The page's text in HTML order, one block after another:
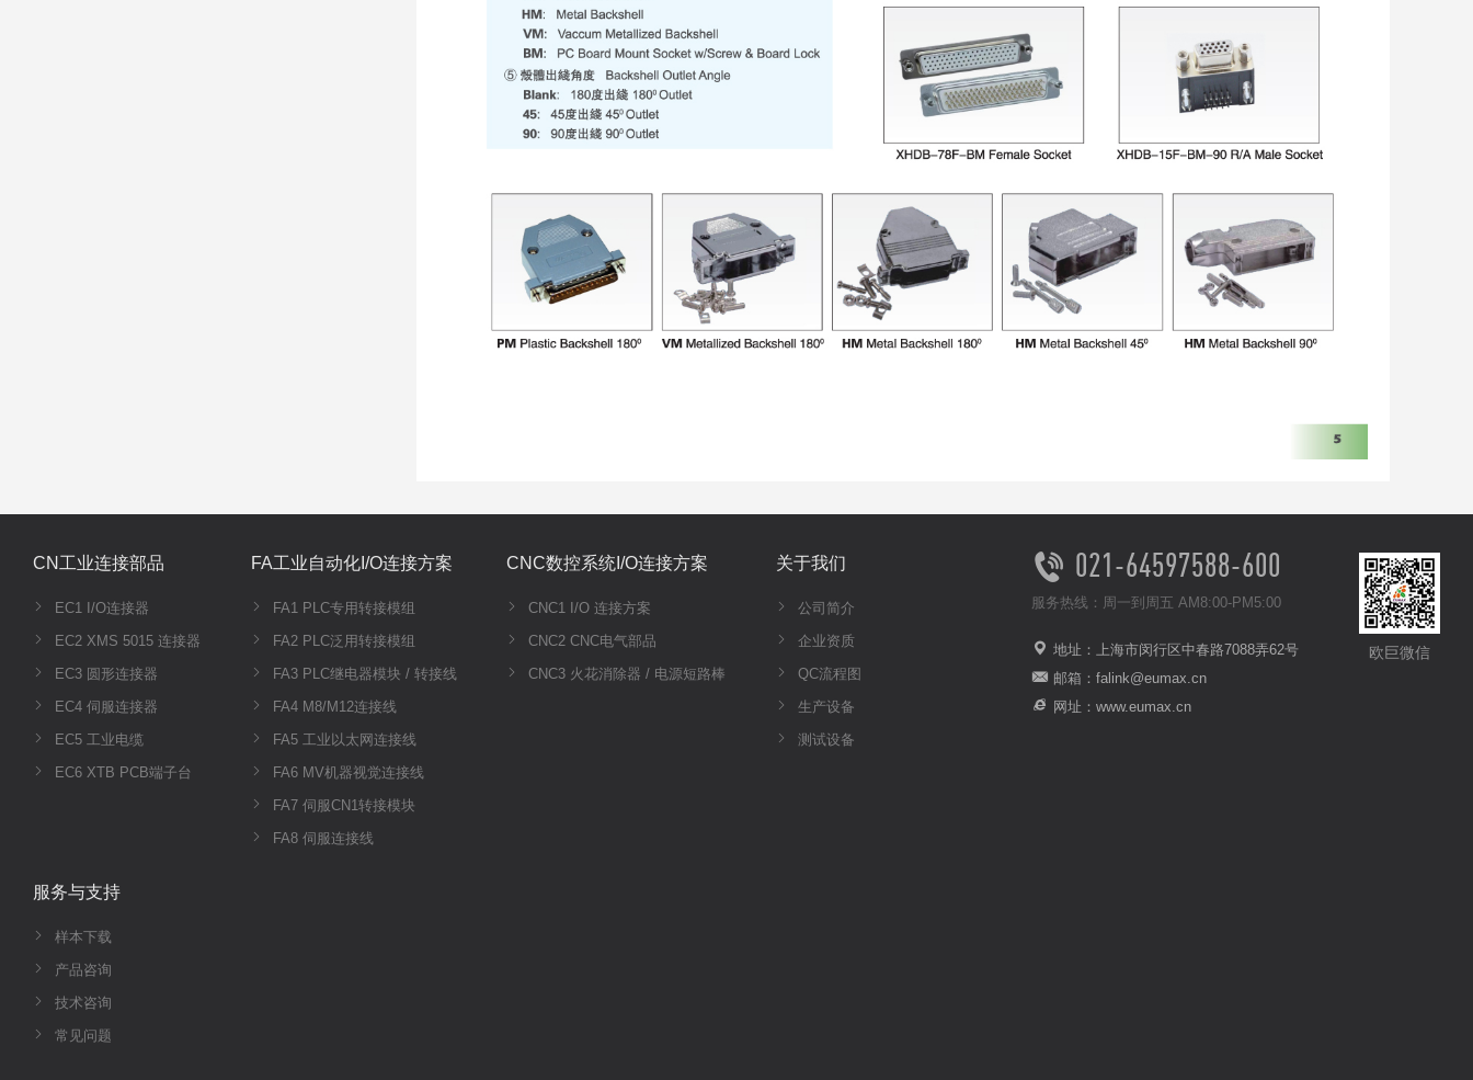
CN工业连接部品
EC1 I/O连接器
EC2 XMS 5015 连接器
EC3 圆形连接器
EC4 伺服连接器
EC5 工业电缆
EC6 XTB PCB端子台
FA工业自动化I/O连接方案
FA1 PLC专用转接模组
FA2 PLC泛用转接模组
FA3 PLC继电器模块 / 转接线
FA4 M8/M12连接线
FA5 工业以太网连接线
FA6 MV机器视觉连接线
FA7 伺服CN1转接模块
FA8 伺服连接线
CNC数控系统I/O连接方案
CNC1 I/O 连接方案
CNC2 CNC电气部品
CNC3 火花消除器 / 电源短路棒
关于我们
公司简介
企业资质
QC流程图
生产设备
测试设备
服务与支持
样本下载
产品咨询
技术咨询
常见问题
021-64597588-600
服务热线：周一到周五 AM8:00-PM5:00
地址：上海市闵行区中春路7088弄62号
邮箱：falink@eumax.cn
网址：www.eumax.cn
欧巨微信